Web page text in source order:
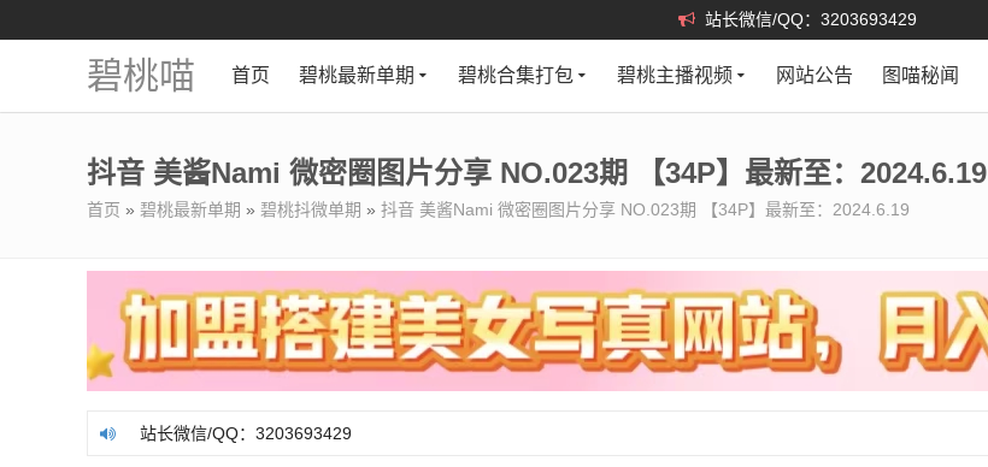
站长微信/QQ：3203693429
碧桃喵 首页 碧桃最新单期 碧桃合集打包 碧桃主播视频 网站公告 图喵秘闻
抖音 美酱Nami 微密圈图片分享 NO.023期 【34P】最新至：2024.6.19
首页 » 碧桃最新单期 » 碧桃抖微单期 » 抖音 美酱Nami 微密圈图片分享 NO.023期 【34P】最新至：2024.6.19
站长微信/QQ：3203693429